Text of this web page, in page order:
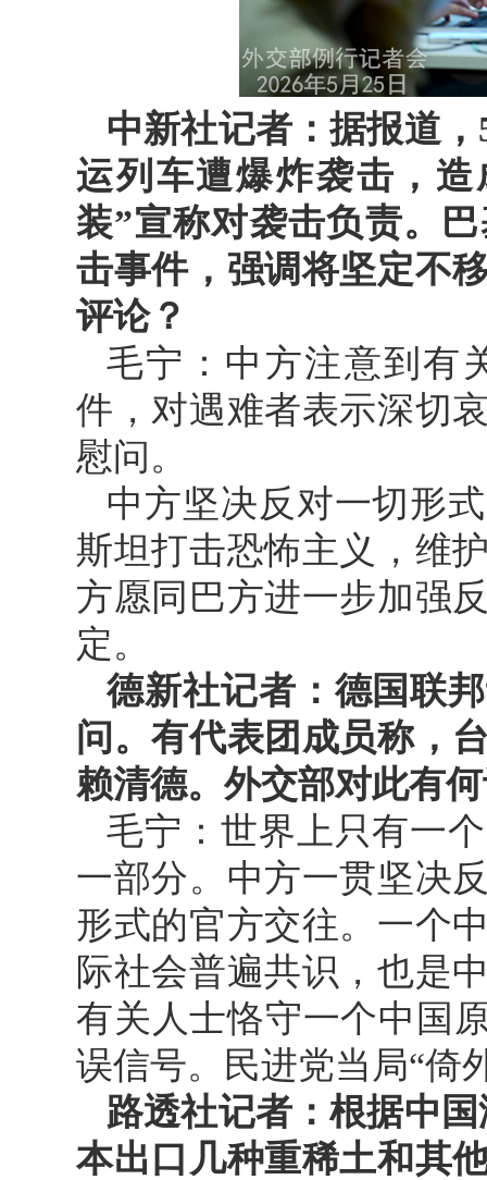
中新社记者：据报道
运列车遭爆炸袭击，
装”宣称对袭击负责。
击事件，强调将坚定不
评论？
毛宁：中方注意到有
件，对遇难者表示深切
慰问。
中方坚决反对一切形
斯坦打击恐怖主义，维
方愿同巴方进一步加强
定。
德新社记者：德国联
问。有代表团成员称，
赖清德。外交部对此有
毛宁：世界上只有一
一部分。中方一贯坚决
形式的官方交往。一个
际社会普遍共识，也是
有关人士恪守一个中国
误信号。民进党当局“倚
路透社记者：根据中
本出口几种重稀土和其